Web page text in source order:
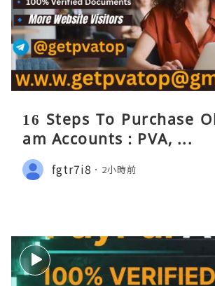
16 Steps To Purchase
am Accounts : PVA, ...
fgtr7i8 2小時前